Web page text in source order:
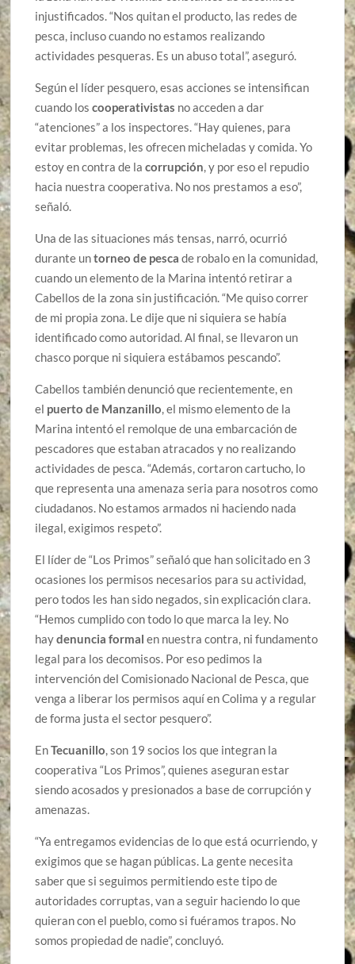
injustificados. “Nos quitan el producto, las redes de
pesca, incluso cuando no estamos realizando
actividades pesqueras. Es un abuso total”, aseguró.
Según el líder pesquero, esas acciones se intensifican
cuando loscooperativistas no acceden a dar
“atenciones” a los inspectores. “Hay quienes, para
evitar problemas, les ofrecen micheladas y comida. Yo
estoy en contra de lacorrupción, y por eso el repudio
hacia nuestra cooperativa. No nos prestamos a eso”,
señaló.
Una de las situaciones más tensas, narró, ocurrió
durante untorneo de pesca de robalo en la comunidad,
cuando un elemento de la Marina intentó retirar a
Cabellos de la zona sin justificación. “Me quiso correr
de mi propia zona. Le dije que ni siquiera se había
identificado como autoridad. Al final, se llevaron un
chasco porque ni siquiera estábamos pescando”.
Cabellos también denunció que recientemente, en
el puerto de Manzanillo, el mismo elemento de la
Marina intentó el remolque de una embarcación de
pescadores que estaban atracados y no realizando
actividades de pesca. “Además, cortaron cartucho, lo
que representa una amenaza seria para nosotros como
ciudadanos. No estamos armados ni haciendo nada
ilegal, exigimos respeto”.
El líder de “Los Primos” señaló que han solicitado en 3
ocasiones los permisos necesarios para su actividad,
pero todos les han sido negados, sin explicación clara.
“Hemos cumplido con todo lo que marca la ley. No
haydenuncia formal en nuestra contra, ni fundamento
legal para los decomisos. Por eso pedimos la
intervención del Comisionado Nacional de Pesca, que
venga a liberar los permisos aquí en Colima y a regular
de forma justa el sector pesquero”.
EnTecuanillo, son 19 socios los que integran la
cooperativa “Los Primos”, quienes aseguran estar
siendo acosados y presionados a base de corrupción y
amenazas.
“Ya entregamos evidencias de lo que está ocurriendo, y
exigimos que se hagan públicas. La gente necesita
saber que si seguimos permitiendo este tipo de
autoridades corruptas, van a seguir haciendo lo que
quieran con el pueblo, como si fuéramos trapos. No
somos propiedad de nadie”, concluyó.